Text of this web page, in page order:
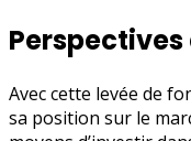
Perspectives
Avec cette levée de
sa position sur le